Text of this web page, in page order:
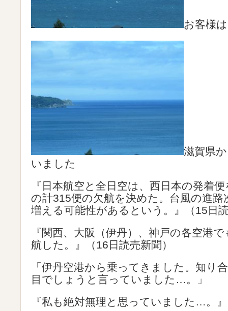
お客様は
滋賀県
いました
『日本航空と全日空は、西日本の発着
の計315便の欠航を決めた。台風の進路
増える可能性があるという。』（15日
『関西、大阪（伊丹）、神戸の各空港
航した。』（16日読売新聞）
「伊丹空港から乗ってきました。知り
目でしょうと言っていました…。」
『私も絶対無理と思っていました…。』